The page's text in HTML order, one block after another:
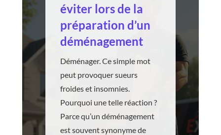
éviter lors de la
préparation d’un
déménagement
Déménager. Ce simple mot
peut provoquer sueurs
froides et insomnies.
Pourquoi une telle réaction ?
Parce qu’un déménagement
est souvent synonyme de